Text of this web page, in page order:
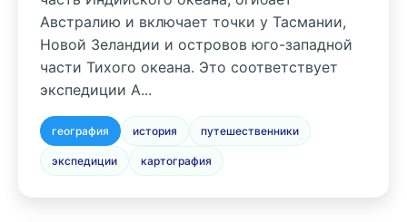
Австралию и включает точки у Тасмании,
Новой Зеландии и островов юго-западной
части Тихого океана. Это соответствует
экспедиции А...
география история путешественники
экспедиции картография